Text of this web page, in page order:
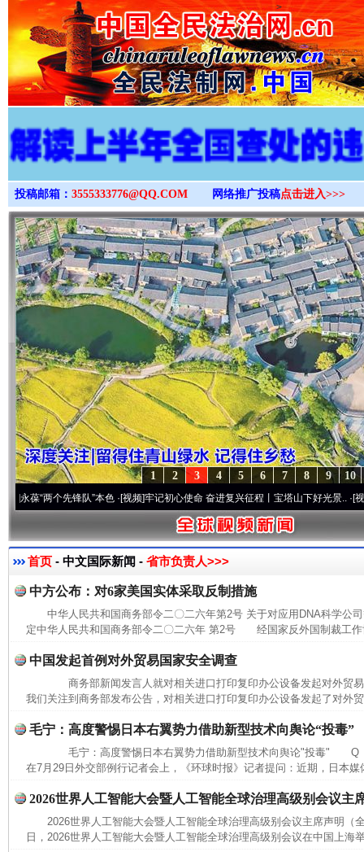
>
投稿邮箱： 3555333776@QQ.COM 网络推广投稿点击进入>>>
10
9
8
7
6
5
4
3
2
1
两个先锋队”本色·[视频]牢记初心使命 奋进复兴征程丨宝塔山下好光景..·[视频]因党
首页 - 中文国际新闻 - 省市负责人>>>
中方公布：对6家美国实体采取反制措施
中华人民共和国商务部令二〇二六年第2号 关于对应用DNA科学公
定中华人民共和国商务部令二〇二六年 第2号 经国家反外国制裁工作
中国发起首例对外贸易国家安全调查
商务部新闻发言人就对相关进口打印复印办公设备发起对外
我们关注到商务部发布公告，对相关进口打印复印办公设备发起了对外
毛宁：高度警惕日本右翼势力借助新型技术向舆论“投毒”
毛宁：高度警惕日本右翼势力借助新型技术向舆论"投毒"
在7月29日外交部例行记者会上，《环球时报》记者提问：近期，日本
2026世界人工智能大会暨人工智能全球治理高级别会议主
2026世界人工智能大会暨人工智能全球治理高级别会议主席声明
日，2026世界人工智能大会暨人工智能全球治理高级别会议在中国上海